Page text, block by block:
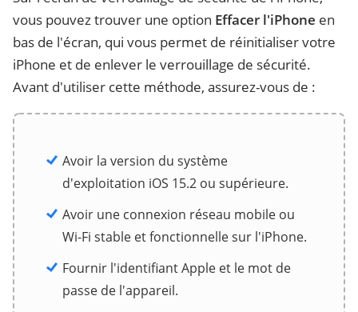
vous pouvez trouver une option Effacer l'iPhone en
bas de l'écran, qui vous permet de réinitialiser votre
iPhone et de enlever le verrouillage de sécurité.
Avant d'utiliser cette méthode, assurez-vous de :
Avoir la version du système
d'exploitation iOS 15.2 ou supérieure.
Avoir une connexion réseau mobile ou
Wi-Fi stable et fonctionnelle sur l'iPhone.
Fournir l'identifiant Apple et le mot de
passe de l'appareil.